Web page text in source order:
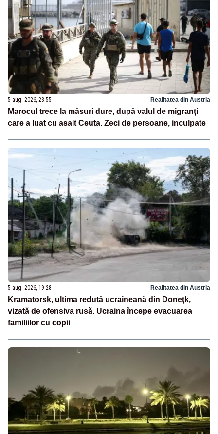
5 aug. 2026, 23:55 Realitatea din Austria
Marocul trece la măsuri dure, după valul de migranți
care a luat cu asalt Ceuta. Zeci de persoane, inculpate
5 aug. 2026, 19:28 Realitatea din Austria
Kramatorsk, ultima redută ucraineană din Donețk,
vizată de ofensiva rusă. Ucraina începe evacuarea
familiilor cu copii